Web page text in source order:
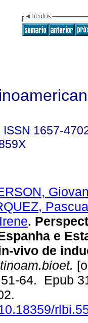
ISSN 1657-
.
e
vivo de
64. Epub